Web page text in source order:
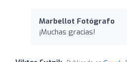
Marbellot Fotógrafo
¡Muchas gracias!